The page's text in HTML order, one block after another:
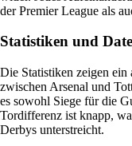
der Premier League als
Statistiken und
Die Statistiken zeigen ein
zwischen Arsenal und
es sowohl Siege für die
Tordifferenz ist knapp,
Derbys unterstreicht.